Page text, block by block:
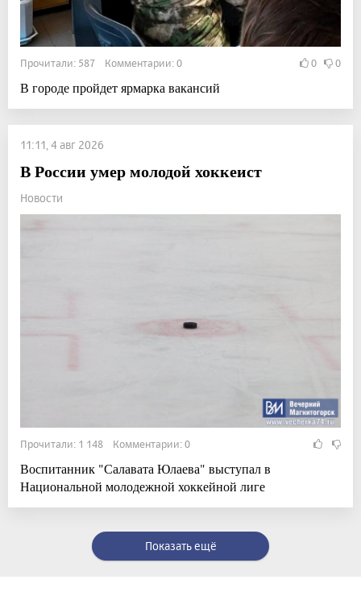
Прочитали: 587 Комментарии: 0 0 0
В городе пройдет ярмарка вакансий
11:11, 4 авг 2026
В России умер молодой хоккеист
Новости
Прочитали: 1 148 Комментарии: 0
Воспитанник "Салавата Юлаева" выступал в
Национальной молодежной хоккейной лиге
Показать ещё